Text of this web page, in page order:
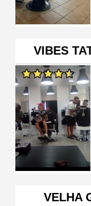
VIBES
VELHA